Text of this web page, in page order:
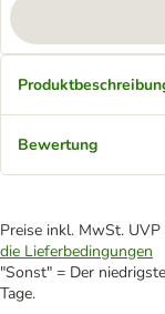
Bewertung
Preise inkl. MwSt.
die Lieferbedingungen
"Sonst" = Der
Tage.